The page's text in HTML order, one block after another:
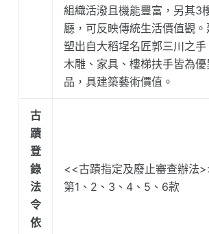
組織活潑且機能豐富，另其3
廳，可反映傳統生活價值觀
塑出自大稻埕名匠郭三川之
木雕、家具、樓梯扶手皆為
品，具建築藝術價值。
古
蹟
登
錄
法
令
依
<<古蹟指定及廢止審查辦法
第1、2、3、4、5、6款